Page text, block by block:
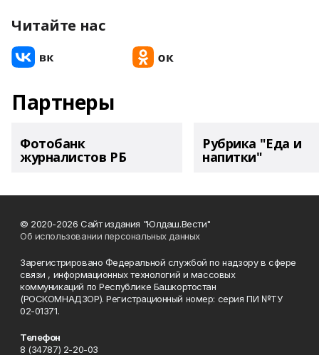
Читайте нас
Партнеры
Фотобанк
журналистов РБ
Рубрика "Еда и
напитки"
© 2020-2026 Сайт издания "Юлдаш.Вести"
Об использовании персональных данных
Зарегистрировано Федеральной службой по надзору в сфере
связи , информационных технологий и массовых
коммуникаций по Республике Башкортостан
(РОСКОМНАДЗОР). Регистрационный номер: серия ПИ №ТУ
02-01371.
Телефон
8 (34787) 2-20-03